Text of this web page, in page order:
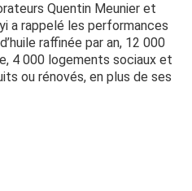
Quentin Meunier et
a rappelé les performances
raffinée par an, 12 000
4 000 logements sociaux et
ou rénovés, en plus de ses